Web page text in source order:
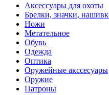
Аксессуары для охоты
Брелки, значки,
Ножи
Метательное
Обувь
Одежда
Оптика
Оружейные акссесуары
Оружие
Патроны